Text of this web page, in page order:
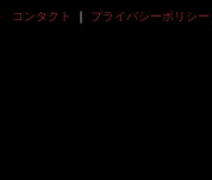
コンタクト ｜ プライバシーポリシー